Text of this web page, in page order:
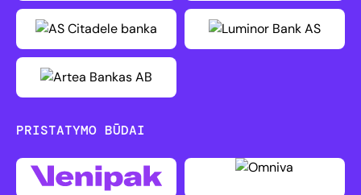
PRISTATYMO BŪDAI